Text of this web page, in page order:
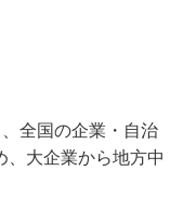
全国の企業・自治
大企業から地方中